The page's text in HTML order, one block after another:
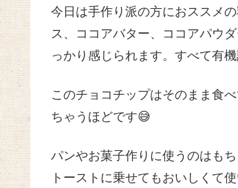
今日は手作り派の方におススメ
ス、ココアバター、ココアパウ
っかり感じられます。すべて有
このチョコチップはそのまま食
ちゃうほどです😅
パンやお菓子作りに使うのはも
トーストに乗せてもおいしくて